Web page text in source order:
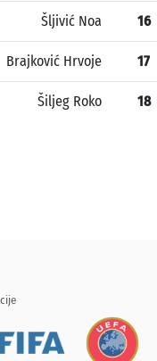
Šljivić Noa 16
Brajković Hrvoje 17
Šiljeg Roko 18